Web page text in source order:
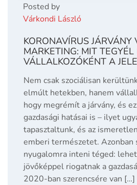
Posted by
Várkondi László
KORONAVÍRUS JÁRVÁNY
MARKETING: MIT
VÁLLALKOZÓKÉNT A
Nem csak szociálisan
elmúlt hetekben, hanem
hogy megrémít a járvány, és
gazdasági hatásai is – ilyet
tapasztaltunk, és az
emberi természetet. Azonban
nyugalomra inteni téged:
jövőképpel riogatnak a
2020-ban szerencsére van […]